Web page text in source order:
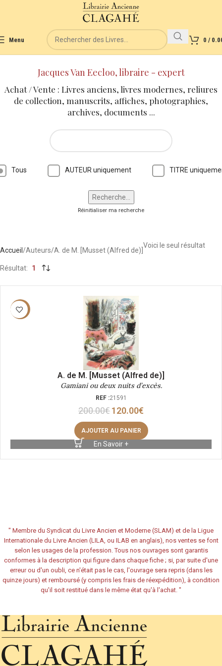
Menu 0 /
Jacques Van Eecloo, libraire - expert
Achat / Vente : Livres anciens, livres modernes, reliures
de collection, manuscrits, affiches, photographies,
archives, documents ...
Tous AUTEUR uniquement TITRE
Réinitialiser ma recherche
Accueil Auteurs A. de M. [Musset (Alfred de)]
Voici le seul résultat
Résultat 1
-40%
A. de M. [Musset (Alfred de)]
Gamiani ou deux nuits d’excès.
REF :21591
200.00€120.00€
AJOUTER AU PANIER
En Savoir +
" Membre du Syndicat du Livre Ancien et Moderne (SLAM) et de la Ligue
Internationale du Livre Ancien (LILA, ou ILAB en anglais), nos ventes se font
selon les usages de la profession. Tous nos ouvrages sont garantis
conformes à la description qui figure dans chaque fiche ; si, par suite d'une
erreur ou d'un oubli, ce n'était pas le cas, l'ouvrage sera repris (dans les
quinze jours) et remboursé (y compris les frais de réexpédition), à condition
qu'il soit restitué dans le même état qu'à l'achat. "